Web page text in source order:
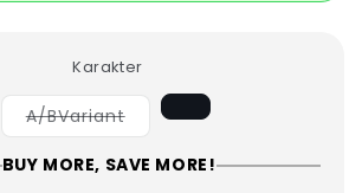
Karakter
A/BVariantudsolgt
eller
BUY MORE, SAVE MORE!